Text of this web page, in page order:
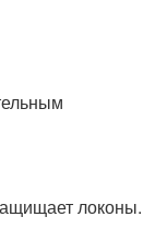
локоны.